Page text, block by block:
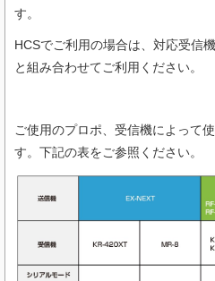
す。
HCSでご利用の場合は、対応受信
と組み合わせてご利用ください。
ご使用のプロポ、受信機によって
す。下記の表をご参照ください。